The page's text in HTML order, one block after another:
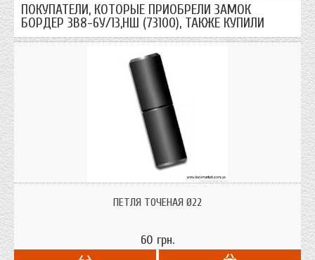
ПОКУПАТЕЛИ, КОТОРЫЕ ПРИОБРЕЛИ ЗАМОК
БОРДЕР ЗВ8-6У/13,НШ (73100), ТАКЖЕ КУПИЛИ
Ø14;16;18;20;22;24;28;30;36;40 материал: сталь; сделаны в Украине
ПЕТЛЯ ТОЧЕНАЯ Ø22
60 грн.